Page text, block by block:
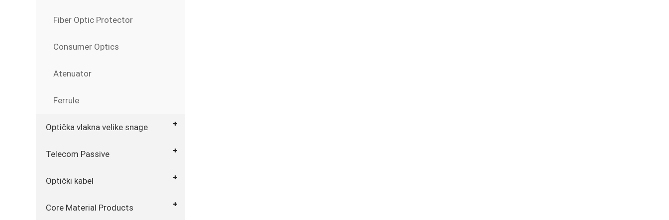
Fiber Optic Protector
Consumer Optics
Atenuator
Ferrule
Optička vlakna velike snage
Telecom Passive
Optički kabel
Core Material Products